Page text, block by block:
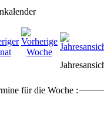
für die Woche :